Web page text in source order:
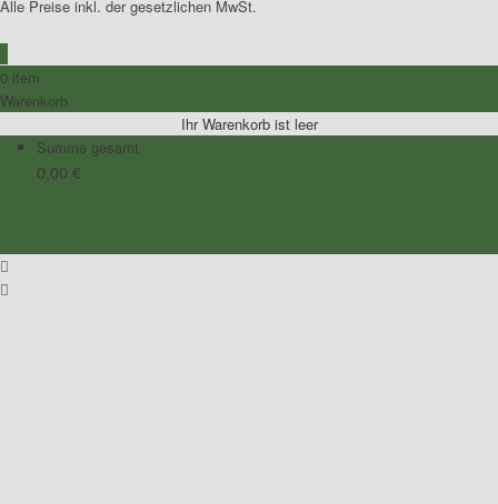
Alle Preise inkl. der gesetzlichen MwSt.
0 item
Warenkorb
Ihr Warenkorb ist leer
Summe gesamt
0,00 €